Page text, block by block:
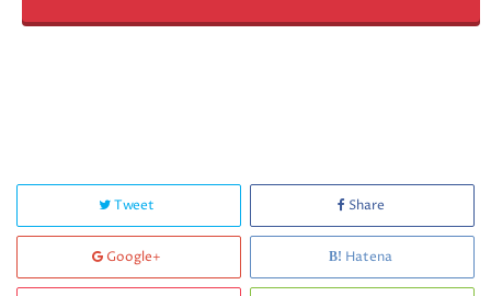
Tweet Share
Google+ Hatena